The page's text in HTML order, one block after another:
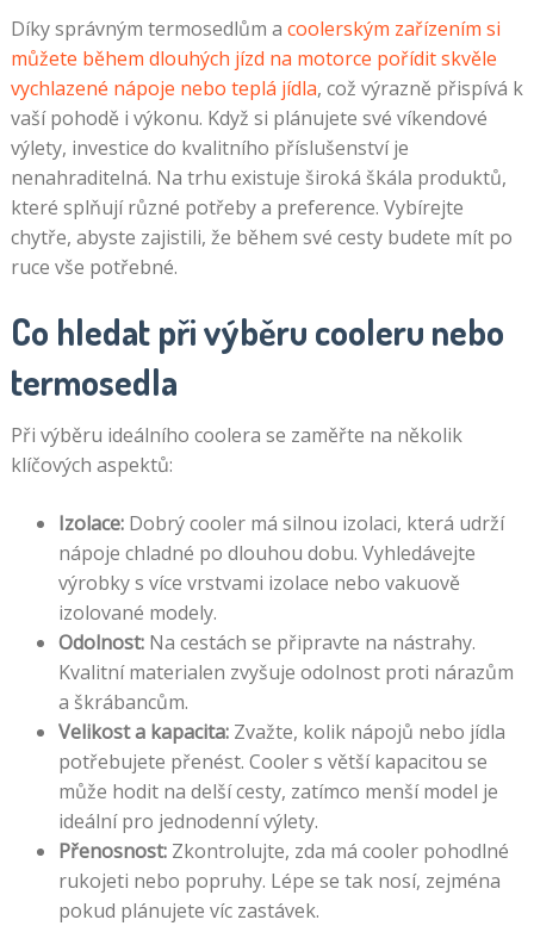
Díky správným termosedlům a coolerským zařízením si
můžete během dlouhých jízd na motorce pořídit skvěle
vychlazené nápoje nebo teplá jídla, což výrazně přispívá k
vaší pohodě i výkonu. Když si plánujete své víkendové
výlety, investice do kvalitního příslušenství je
nenahraditelná. Na trhu existuje široká škála produktů,
které splňují různé potřeby a preference. Vybírejte
chytře, abyste zajistili, že během své cesty budete mít po
ruce vše potřebné.
Co hledat při výběru cooleru nebo
termosedla
Při výběru ideálního coolera se zaměřte na několik
klíčových aspektů:
Izolace:Dobrý cooler má silnou izolaci, která udrží
nápoje chladné po dlouhou dobu. Vyhledávejte
výrobky s více vrstvami izolace nebo vakuově
izolované modely.
Odolnost:Na cestách se připravte na nástrahy.
Kvalitní materialen zvyšuje odolnost proti nárazům
a škrábancům.
Velikost a kapacita:Zvažte, kolik nápojů nebo jídla
potřebujete přenést. Cooler s větší kapacitou se
může hodit na delší cesty, zatímco menší model je
ideální pro jednodenní výlety.
Přenosnost:Zkontrolujte, zda má cooler pohodlné
rukojeti nebo popruhy. Lépe se tak nosí, zejména
pokud plánujete víc zastávek.